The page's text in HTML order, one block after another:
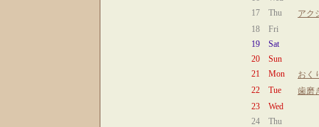
17
Thu
アク
18
Fri
19
Sat
20
Sun
21
Mon
おく
22
Tue
歯磨
23
Wed
24
Thu